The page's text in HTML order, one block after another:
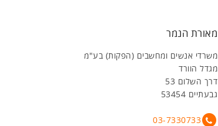
מאורת הנמר
משרדי אנשים ומחשבים (הפקות) בע"מ
מגדל הוורד
דרך השלום 53
גבעתיים 53454
03-7330733